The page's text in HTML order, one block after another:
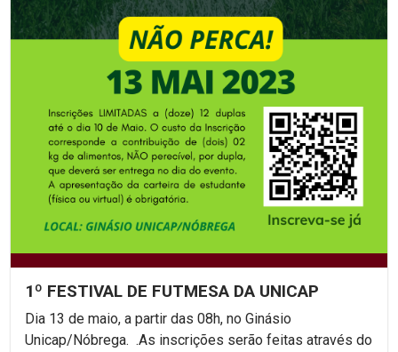
1º FESTIVAL DE FUTMESA DA UNICAP
Dia 13 de maio, a partir das 08h, no Ginásio
Unicap/Nóbrega. .As inscrições serão feitas através do